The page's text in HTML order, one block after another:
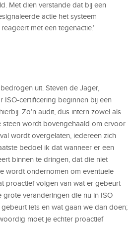
Met dien verstande dat bij een
actie het systeem
met een tegenactie.’
uit. Steven de Jager,
ISO-certificering beginnen bij een
Zo’n audit, dus intern zowel als
steen wordt bovengehaald om ervoor
wordt overgelaten, iedereen zich
bedoel ik dat wanneer er een
binnen te dringen, dat die niet
wordt ondernomen om eventuele
proactief volgen van wat er gebeurt
grote veranderingen die nu in ISO
iets en wat gaan we dan doen;
moet je echter proactief